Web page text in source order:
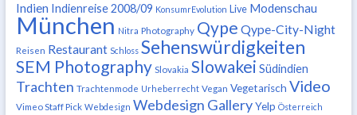
Indien Indienreise 2008/09 KonsumrEvolution Live Modenschau
München Nitra Photography Qype Qype-City-Night
Reisen Restaurant Schloss Sehenswürdigkeiten
SEM Photography Slovakia Slowakei Südindien
Trachten Trachtenmode Urheberrecht Vegan Vegetarisch Video
Vimeo Staff Pick Webdesign Webdesign Gallery Yelp Österreich